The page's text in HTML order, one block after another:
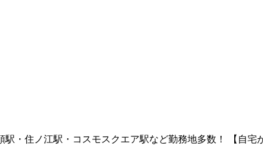
・住ノ江駅・コスモスクエア駅など勤務地多数！
【自